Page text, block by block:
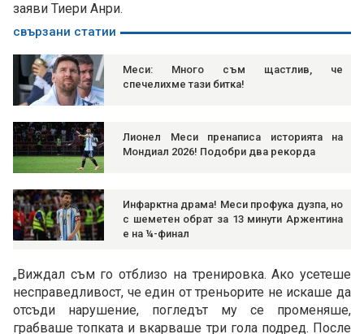
заяви Тиери Анри.
свързани статии
Меси: Много съм щастлив, че
спечелихме тази битка!
Лионел Меси пренаписа историята на
Мондиал 2026! Подобри два рекорда
Инфарктна драма! Меси профука дузпа, но
с шеметен обрат за 13 минути Аржентина
е на ¼-финал
„Виждал съм го отблизо на тренировка. Ако усетеше
несправедливост, че един от треньорите не искаше да
отсъди нарушение, погледът му се променяше,
грабваше топката и вкарваше три гола подред. После